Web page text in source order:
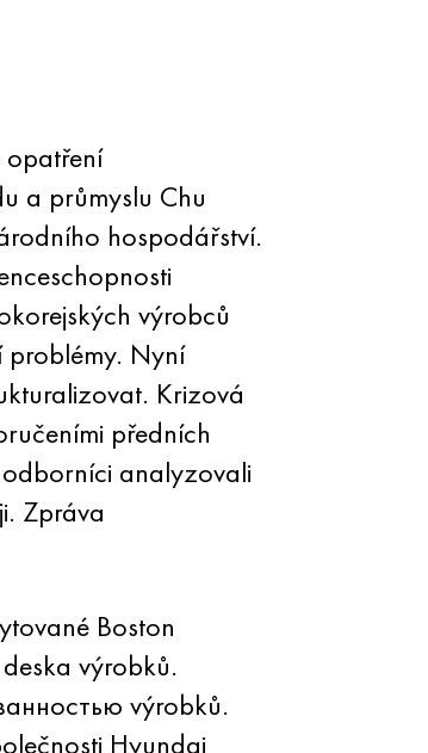
opatření
a průmyslu Chu
hospodářství.
výrobců
Nyní
Krizová
předních
analyzovali
Zpráva
Boston
výrobků.
výrobků.
Hyundai